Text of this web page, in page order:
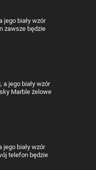
jego biały wzór
zawsze będzie
jego biały wzór
Marble żelowe
biały wzór
telefon będzie